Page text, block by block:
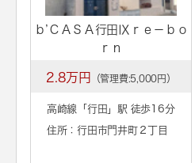
ｂ’ＣＡＳＡ行田Ⅸｒｅ－ｂｏ
ｒｎ
2.8万円 （管理費:5,000円）
高崎線「 行田 」駅 徒歩16分
住所：行田市門井町２丁目